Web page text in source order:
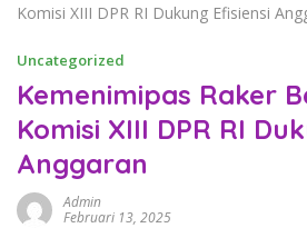
Komisi XIII DPR RI Dukung Efisiensi
Uncategorized
Kemenimipas Raker
Komisi XIII DPR RI
Anggaran
Admin
Februari 13, 2025